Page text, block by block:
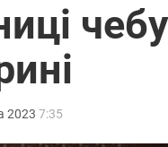
2023 7:35